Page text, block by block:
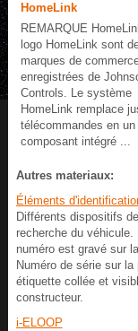
HomeLink
REMARQUE
logo HomeLink sont
marques de
enregistrées de
Controls. Le système
HomeLink remplace
télécommandes en un
composant intégré ...
Autres materiaux:
Éléments
Différents dispositifs
recherche du
numéro est gravé sur
Numéro de série sur
étiquette collée et
constructeur.
i-ELOOP